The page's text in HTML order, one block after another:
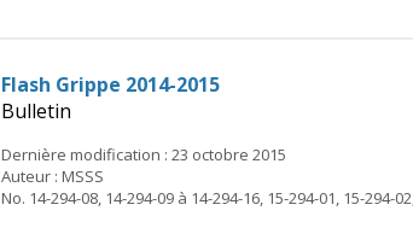
Flash Grippe 2014-2015
Bulletin
Dernière modification : 23 octobre 2015
Auteur : MSSS
No. 14-294-08, 14-294-09 à 14-294-16, 15-294-01, 15-294-